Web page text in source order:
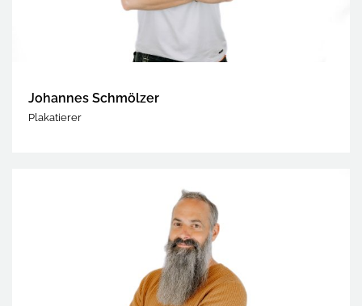
Johannes Schmölzer
Plakatierer